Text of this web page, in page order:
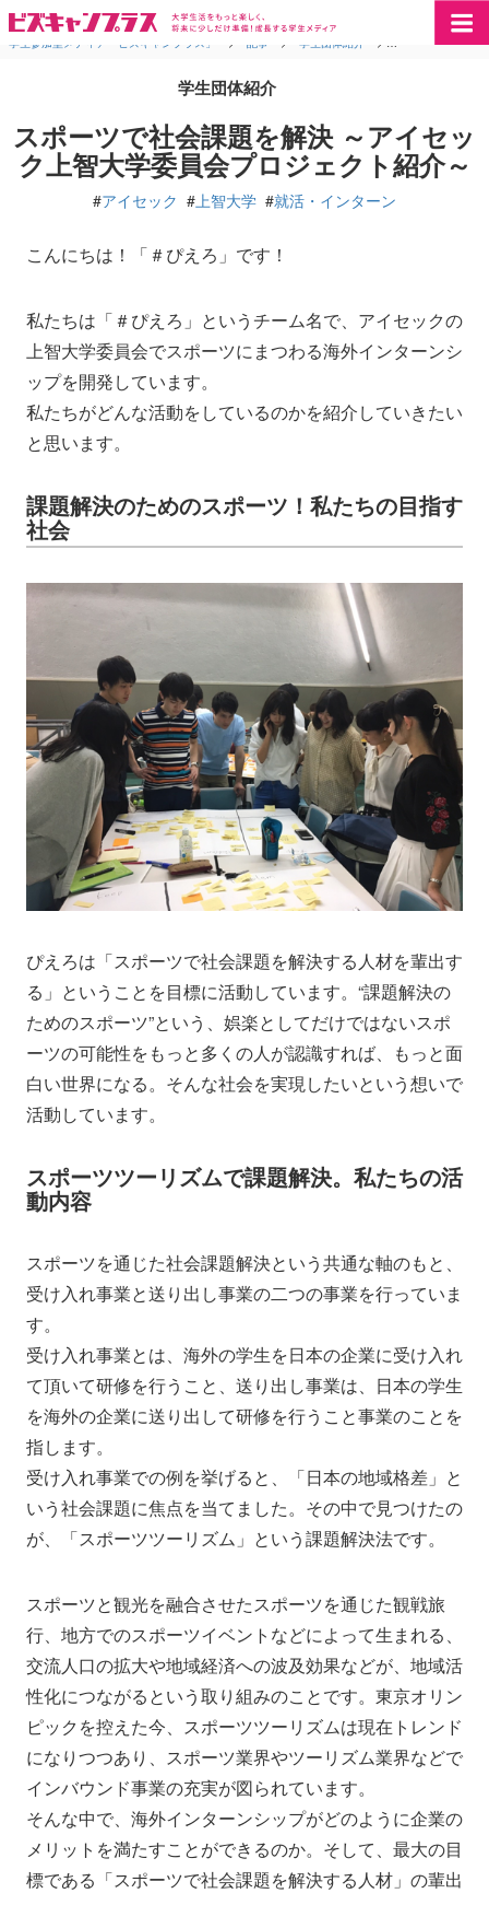
学生参加型メディア「ビズキャンプラス」 > 記事 > 学生団体紹介 > スポーツで社会課
学生団体紹介
スポーツで社会課題を解決 ～アイセッ
ク上智大学委員会プロジェクト紹介～
#アイセック #上智大学 #就活・インターン
こんにちは！「＃ぴえろ」です！
私たちは「＃ぴえろ」というチーム名で、アイセックの
上智大学委員会でスポーツにまつわる海外インターンシ
ップを開発しています。
私たちがどんな活動をしているのかを紹介していきたい
と思います。
課題解決のためのスポーツ！私たちの目指す
社会
ぴえろは「スポーツで社会課題を解決する人材を輩出す
る」ということを目標に活動しています。“課題解決の
ためのスポーツ”という、娯楽としてだけではないスポ
ーツの可能性をもっと多くの人が認識すれば、もっと面
白い世界になる。そんな社会を実現したいという想いで
活動しています。
スポーツツーリズムで課題解決。私たちの活
動内容
スポーツを通じた社会課題解決という共通な軸のもと、
受け入れ事業と送り出し事業の二つの事業を行っていま
す。
受け入れ事業とは、海外の学生を日本の企業に受け入れ
て頂いて研修を行うこと、送り出し事業は、日本の学生
を海外の企業に送り出して研修を行うこと事業のことを
指します。
受け入れ事業での例を挙げると、「日本の地域格差」と
いう社会課題に焦点を当てました。その中で見つけたの
が、「スポーツツーリズム」という課題解決法です。
スポーツと観光を融合させたスポーツを通じた観戦旅
行、地方でのスポーツイベントなどによって生まれる、
交流人口の拡大や地域経済への波及効果などが、地域活
性化につながるという取り組みのことです。東京オリン
ピックを控えた今、スポーツツーリズムは現在トレンド
になりつつあり、スポーツ業界やツーリズム業界などで
インバウンド事業の充実が図られています。
そんな中で、海外インターンシップがどのように企業の
メリットを満たすことができるのか。そして、最大の目
標である「スポーツで社会課題を解決する人材」の輩出